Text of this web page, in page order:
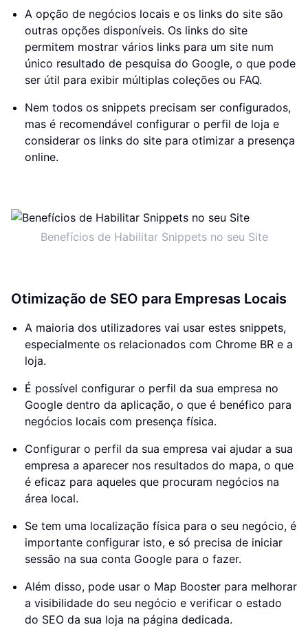
A opção de negócios locais e os links do site são
outras opções disponíveis. Os links do site
permitem mostrar vários links para um site num
único resultado de pesquisa do Google, o que pode
ser útil para exibir múltiplas coleções ou FAQ.
Nem todos os snippets precisam ser configurados,
mas é recomendável configurar o perfil de loja e
considerar os links do site para otimizar a presença
online.
Benefícios de Habilitar Snippets no seu Site
Otimização de SEO para Empresas Locais
A maioria dos utilizadores vai usar estes snippets,
especialmente os relacionados com Chrome BR e a
loja.
É possível configurar o perfil da sua empresa no
Google dentro da aplicação, o que é benéfico para
negócios locais com presença física.
Configurar o perfil da sua empresa vai ajudar a sua
empresa a aparecer nos resultados do mapa, o que
é eficaz para aqueles que procuram negócios na
área local.
Se tem uma localização física para o seu negócio, é
importante configurar isto, e só precisa de iniciar
sessão na sua conta Google para o fazer.
Além disso, pode usar o Map Booster para melhorar
a visibilidade do seu negócio e verificar o estado
do SEO da sua loja na página dedicada.